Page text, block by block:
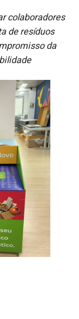
colaboradores
de resíduos
da